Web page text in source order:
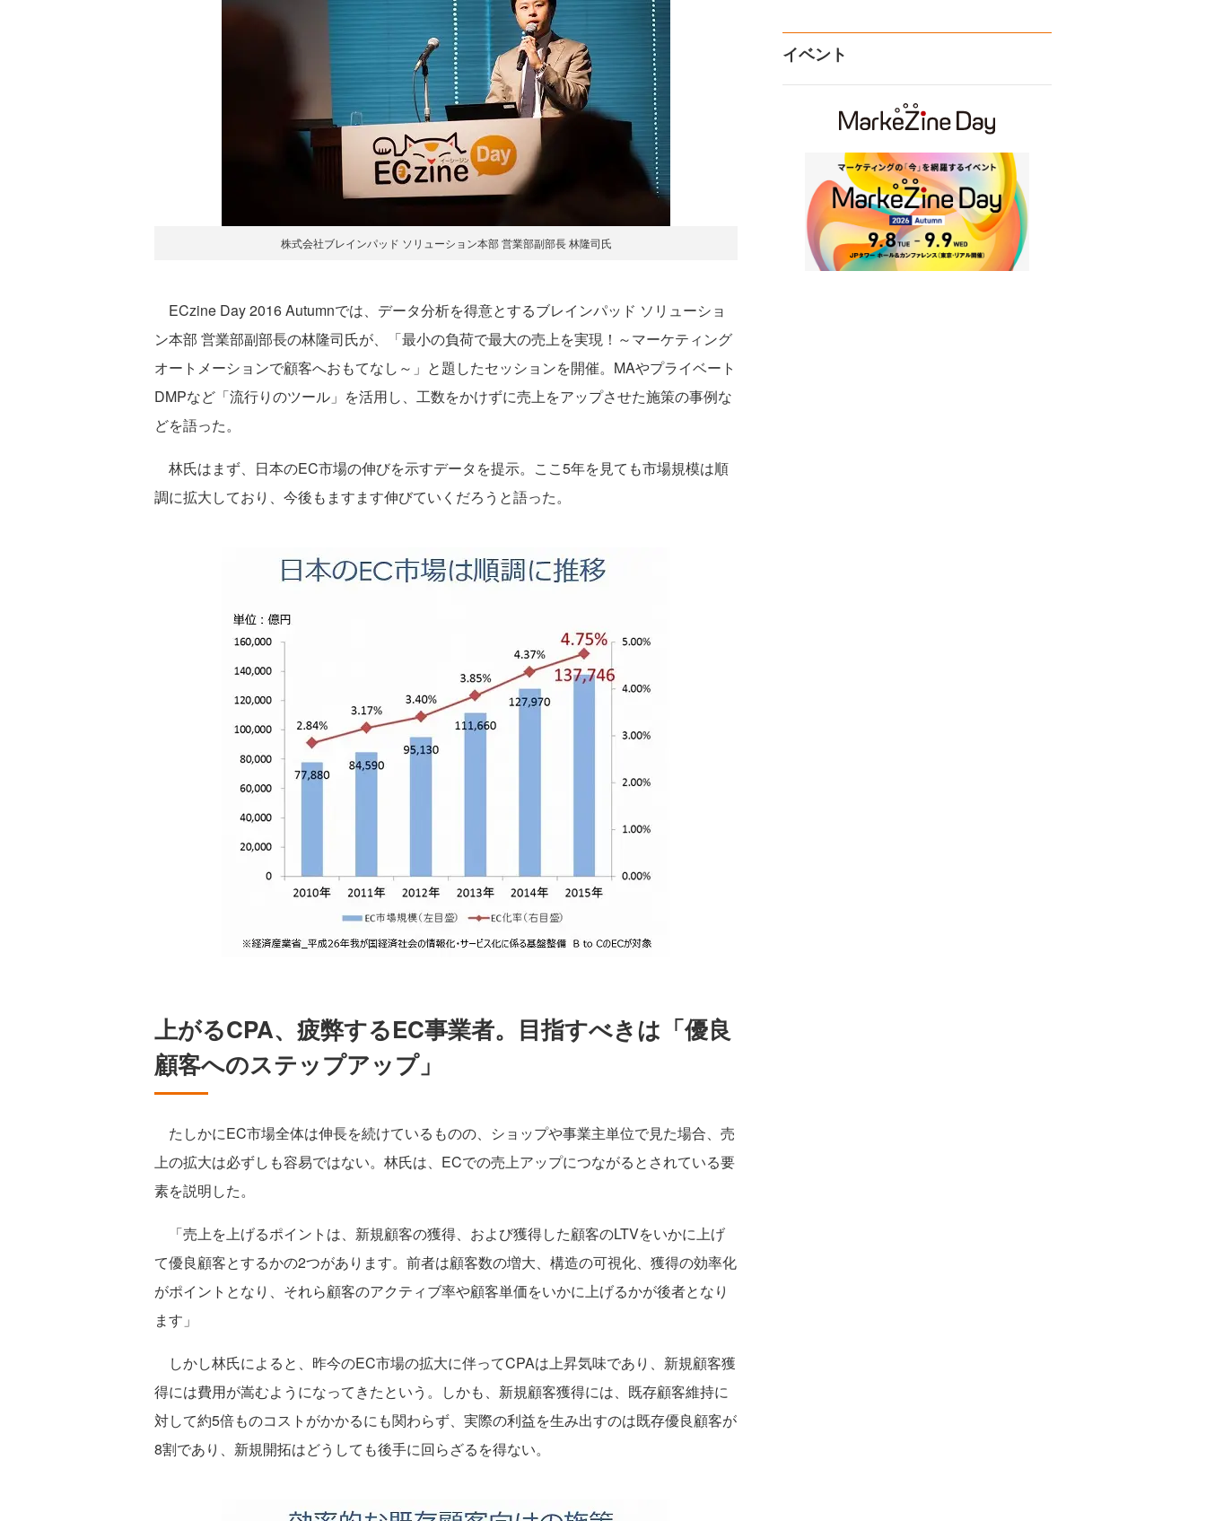
株式会社ブレインパッド ソリューション本部 営業部副部長 林隆司氏
ECzine Day 2016 Autumnでは、データ分析を得意とするブレインパッド ソリューショ
ン本部 営業部副部長の林隆司氏が、「最小の負荷で最大の売上を実現！～マーケティング
オートメーションで顧客へおもてなし～」と題したセッションを開催。MAやプライベート
DMPなど「流行りのツール」を活用し、工数をかけずに売上をアップさせた施策の事例な
どを語った。
林氏はまず、日本のEC市場の伸びを示すデータを提示。ここ5年を見ても市場規模は順
調に拡大しており、今後もますます伸びていくだろうと語った。
上がるCPA、疲弊するEC事業者。目指すべきは「優良
顧客へのステップアップ」
たしかにEC市場全体は伸長を続けているものの、ショップや事業主単位で見た場合、売
上の拡大は必ずしも容易ではない。林氏は、ECでの売上アップにつながるとされている要
素を説明した。
「売上を上げるポイントは、新規顧客の獲得、および獲得した顧客のLTVをいかに上げ
て優良顧客とするかの2つがあります。前者は顧客数の増大、構造の可視化、獲得の効率化
がポイントとなり、それら顧客のアクティブ率や顧客単価をいかに上げるかが後者となり
ます」
しかし林氏によると、昨今のEC市場の拡大に伴ってCPAは上昇気味であり、新規顧客獲
得には費用が嵩むようになってきたという。しかも、新規顧客獲得には、既存顧客維持に
対して約5倍ものコストがかかるにも関わらず、実際の利益を生み出すのは既存優良顧客が
8割であり、新規開拓はどうしても後手に回らざるを得ない。
イベント